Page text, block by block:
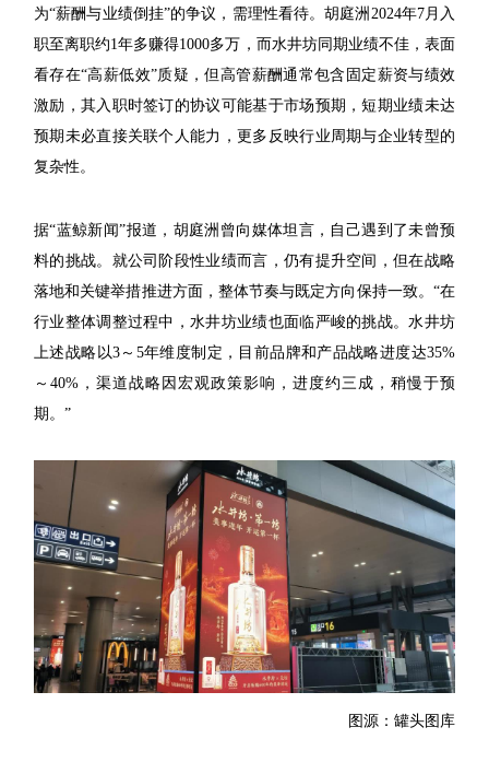
为“薪酬与业绩倒挂”的争议，需理性看待。胡庭洲2024年7月入
职至离职约1年多赚得1000多万，而水井坊同期业绩不佳，表面
看存在“高薪低效”质疑，但高管薪酬通常包含固定薪资与绩效
激励，其入职时签订的协议可能基于市场预期，短期业绩未达
预期未必直接关联个人能力，更多反映行业周期与企业转型的
复杂性。
据“蓝鲸新闻”报道，胡庭洲曾向媒体坦言，自己遇到了未曾预
料的挑战。就公司阶段性业绩而言，仍有提升空间，但在战略
落地和关键举措推进方面，整体节奏与既定方向保持一致。“在
行业整体调整过程中，水井坊业绩也面临严峻的挑战。水井坊
上述战略以3～5年维度制定，目前品牌和产品战略进度达35%
～40%，渠道战略因宏观政策影响，进度约三成，稍慢于预
期。”
图源：罐头图库